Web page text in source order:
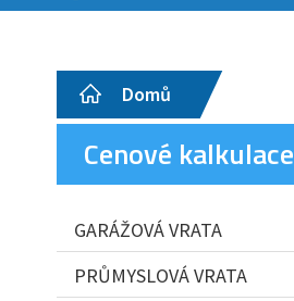
Domů
Cenové kalkulace
GARÁŽOVÁ VRATA
PRŮMYSLOVÁ VRATA